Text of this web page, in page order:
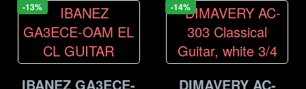
-13%
IBANEZ GA3ECE-
-14%
DIMAVERY AC-